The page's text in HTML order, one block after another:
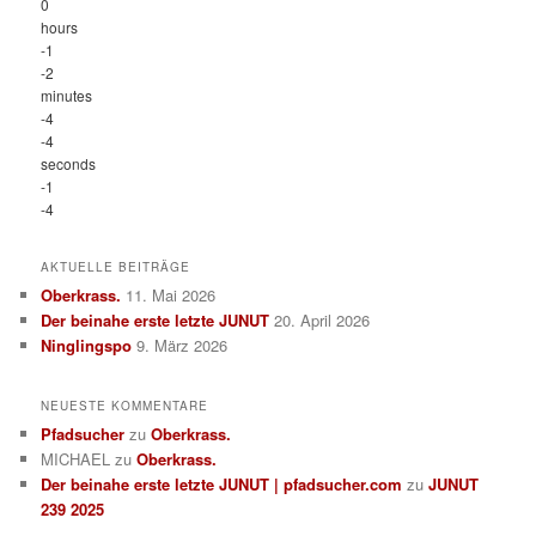
0
hours
-1
-2
minutes
-4
-4
seconds
-1
-4
AKTUELLE BEITRÄGE
Oberkrass. 11. Mai 2026
Der beinahe erste letzte JUNUT 20. April 2026
Ninglingspo 9. März 2026
NEUESTE KOMMENTARE
Pfadsucher zuOberkrass.
MICHAEL zuOberkrass.
Der beinahe erste letzte JUNUT | pfadsucher.com zuJUNUT
239 2025